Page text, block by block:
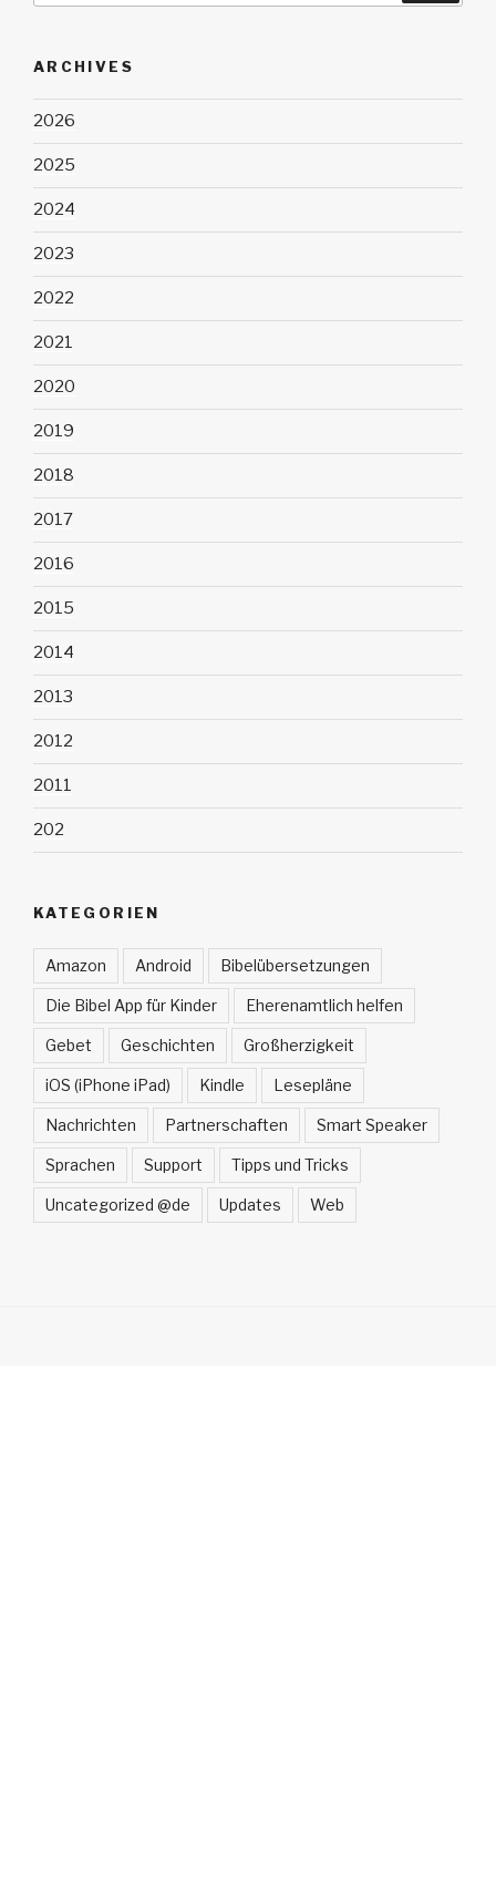
ARCHIVES
2026
2025
2024
2023
2022
2021
2020
2019
2018
2017
2016
2015
2014
2013
2012
2011
202
KATEGORIEN
Amazon Android Bibelübersetzungen
Die Bibel App für Kinder Eherenamtlich helfen
Gebet Geschichten Großherzigkeit
iOS (iPhone iPad) Kindle Lesepläne
Nachrichten Partnerschaften Smart Speaker
Sprachen Support Tipps und Tricks
Uncategorized @de Updates Web